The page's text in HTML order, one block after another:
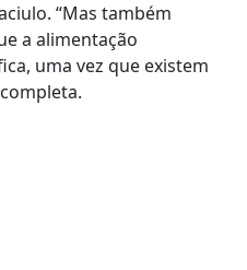
“Mas também
a alimentação
uma vez que existem
completa.